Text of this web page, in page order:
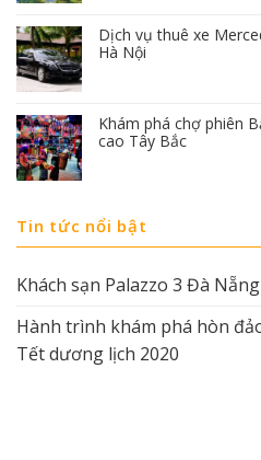
Dịch vụ thuê xe
Hà Nội
Khám phá chợ phiên
cao Tây Bắc
Tin tức nổi bật
Khách sạn Palazzo 3 Đà Nẵng
Hành trình khám phá hòn
Tết dương lịch 2020